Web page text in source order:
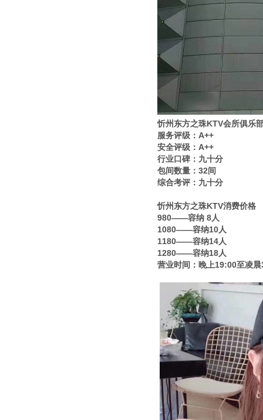
忻州东方之珠KTV会所俱乐
服务评级：A++
安全评级：A++
行业口碑：九十分
包间数量：32间
综合考评：九十分
忻州东方之珠KTV消费价格
980——容纳 8人
1080——容纳10人
1180——容纳14人
1280——容纳18人
营业时间：晚上19:00至凌